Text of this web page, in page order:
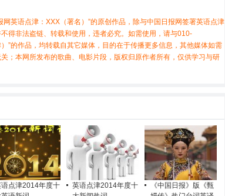
英语点津：XXX（署名）”的原创作品，除与中国日报网签署英语点津
得非法盗链、转载和使用，违者必究。如需使用，请与010-
”的作品，均转载自其它媒体，目的在于传播更多信息，其他媒体如需
；本网所发布的歌曲、电影片段，版权归原作者所有，仅供学习与研
语点津2014年度十
英语点津2014年度十
《中国日报》版《甄